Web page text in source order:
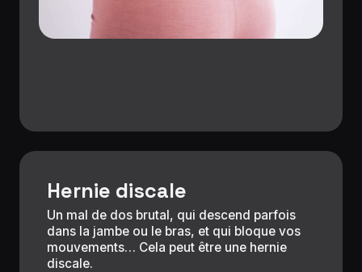
Hernie discale
Un mal de dos brutal, qui descend parfois
dans la jambe ou le bras, et qui bloque vos
mouvements… Cela peut être une hernie
discale.